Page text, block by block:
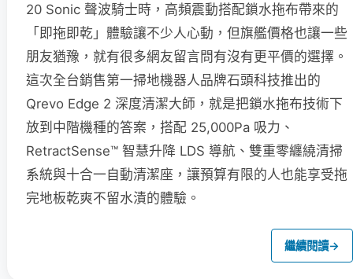
20 Sonic 聲波騎士時，高頻震動搭配鎖水拖布帶來的
「即拖即乾」體驗讓不少人心動，但旗艦價格也讓一些
朋友猶豫，就有很多網友留言問有沒有更平價的選擇。
這次全台銷售第一掃地機器人品牌石頭科技推出的
Qrevo Edge 2 深度清潔大師，就是把鎖水拖布技術下
放到中階機種的答案，搭配 25,000Pa 吸力、
RetractSense™ 智慧升降 LDS 導航、雙重零纏繞清掃
系統與十合一自動清潔座，讓預算有限的人也能享受拖
完地板乾爽不留水漬的體驗。
繼續閱讀→